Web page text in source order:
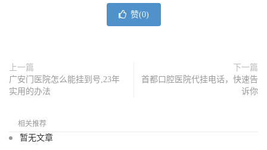
赞(0)
上一篇
广安门医院怎么能挂到号,23年
实用的办法
下一篇
首都口腔医院代挂电话，快速告
诉你
相关推荐
暂无文章